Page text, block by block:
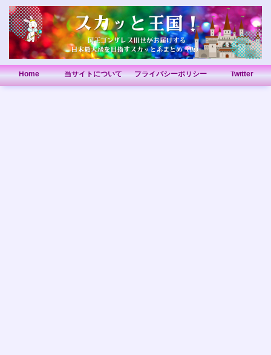
Home 当サイトについて プライバシーポリシー Twitter